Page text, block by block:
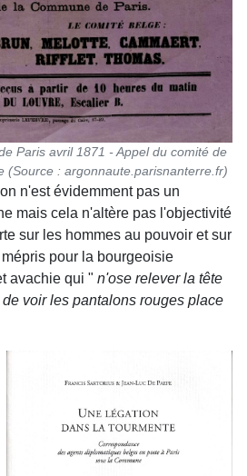
Paris avril 1871 - Appel du comité de
(Source : argonnaute.parisnanterre.fr)
n'est évidemment pas un
mais cela n'altère pas l'objectivité
sur les hommes au pouvoir et sur
pour la bourgeoisie
avachie qui " n'ose relever la tête
voir les pantalons rouges place